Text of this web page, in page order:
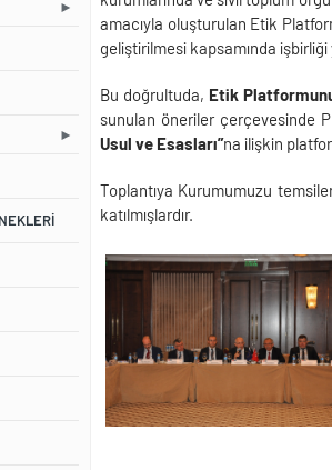
amacıyla oluşturulan Etik
geliştirilmesi kapsamında
Bu doğrultuda, Etik
sunulan öneriler çerçevesinde
Usul ve Esasları”na ilişkin
Toplantıya Kurumumuzu
katılmışlardır.